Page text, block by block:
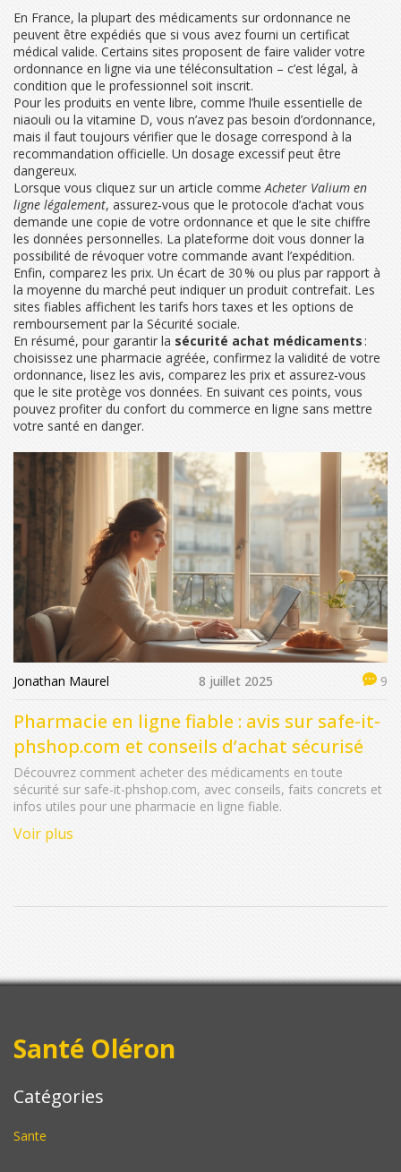
En France, la plupart des médicaments sur ordonnance ne
peuvent être expédiés que si vous avez fourni un certificat
médical valide. Certains sites proposent de faire valider votre
ordonnance en ligne via une téléconsultation – c’est légal, à
condition que le professionnel soit inscrit.
Pour les produits en vente libre, comme l’huile essentielle de
niaouli ou la vitamine D, vous n’avez pas besoin d’ordonnance,
mais il faut toujours vérifier que le dosage correspond à la
recommandation officielle. Un dosage excessif peut être
dangereux.
Lorsque vous cliquez sur un article commeAcheter Valium en
ligne légalement, assurez‑vous que le protocole d’achat vous
demande une copie de votre ordonnance et que le site chiffre
les données personnelles. La plateforme doit vous donner la
possibilité de révoquer votre commande avant l’expédition.
Enfin, comparez les prix. Un écart de 30 % ou plus par rapport à
la moyenne du marché peut indiquer un produit contrefait. Les
sites fiables affichent les tarifs hors taxes et les options de
remboursement par la Sécurité sociale.
En résumé, pour garantir la sécurité achat médicaments:
choisissez une pharmacie agréée, confirmez la validité de votre
ordonnance, lisez les avis, comparez les prix et assurez‑vous
que le site protège vos données. En suivant ces points, vous
pouvez profiter du confort du commerce en ligne sans mettre
votre santé en danger.
Jonathan Maurel 8 juillet 2025 9
Pharmacie en ligne fiable : avis sur safe-it-
phshop.com et conseils d’achat sécurisé
Découvrez comment acheter des médicaments en toute
sécurité sur safe-it-phshop.com, avec conseils, faits concrets et
infos utiles pour une pharmacie en ligne fiable.
Voir plus
Santé Oléron
Catégories
Sante